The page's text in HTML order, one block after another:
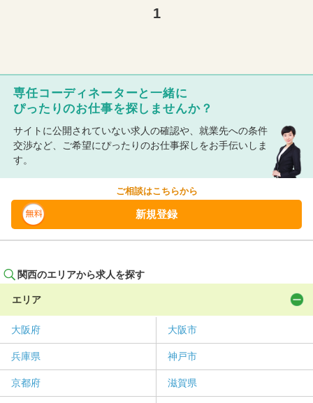
1
専任コーディネーターと一緒に
ぴったりのお仕事を探しませんか？
サイトに公開されていない求人の確認や、就業先への条件
交渉など、ご希望にぴったりのお仕事探しをお手伝いしま
す。
ご相談はこちらから
新規登録
関西のエリアから求人を探す
エリア
大阪府 大阪市
兵庫県 神戸市
京都府 滋賀県